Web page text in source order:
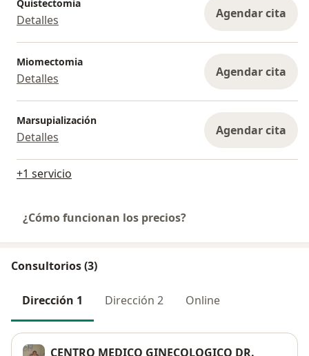
Quistectomia
Detalles Agendar cita
Miomectomia
Detalles Agendar cita
Marsupialización
Detalles Agendar cita
+1 servicio
¿Cómo funcionan los precios?
Consultorios (3)
Dirección 1 Dirección 2 Online
CENTRO MEDICO GINECOLOGICO DR.